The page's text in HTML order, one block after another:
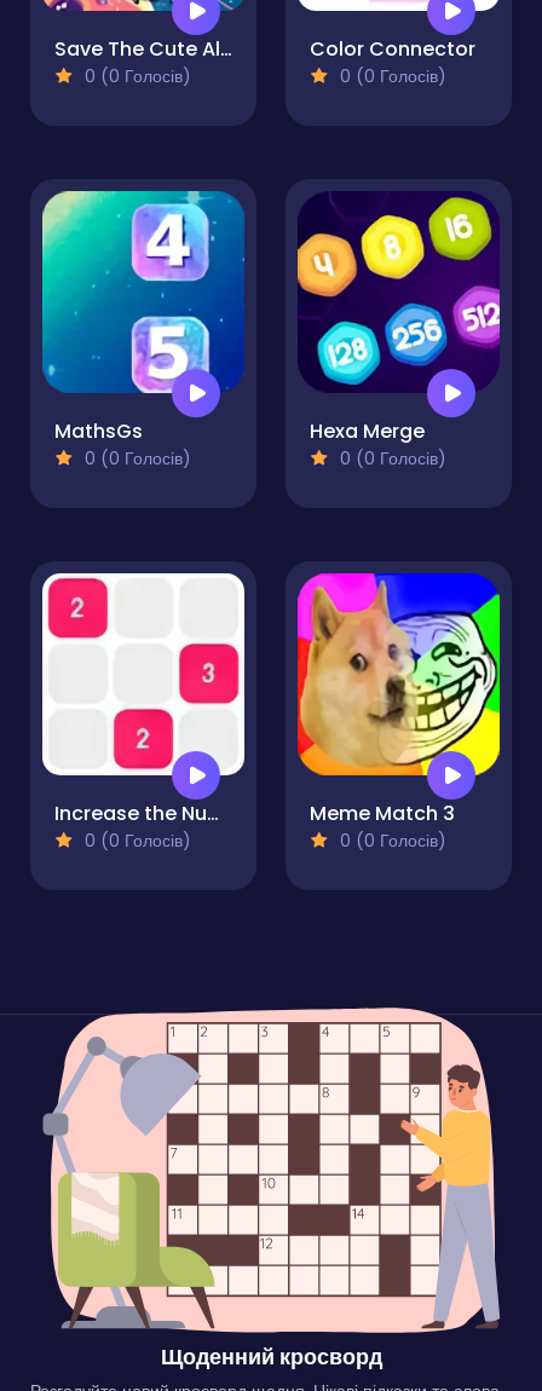
Save The Cute Aliens
0 (0 Голосів)
Color Connector
0 (0 Голосів)
MathsGs
0 (0 Голосів)
Hexa Merge
0 (0 Голосів)
Increase the Number
0 (0 Голосів)
Meme Match 3
0 (0 Голосів)
Щоденний кросворд